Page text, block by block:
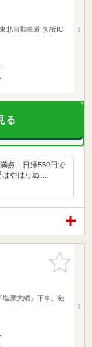
北自動車道 矢板IC
る
点！日帰550円で
やはりぬ…
お気に入
りに追加
塩原大網」下車、徒